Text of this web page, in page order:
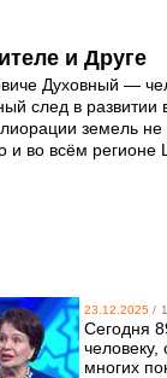
и Друге
Духовный —
след в развитии
земель не
и во всём регионе
23.12.2025 /
Сегодня
человеку,
многих